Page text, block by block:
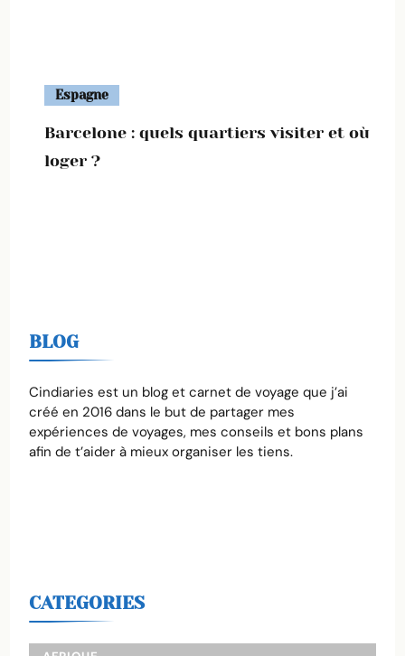
Espagne
Barcelone : quels quartiers visiter et où
loger ?
BLOG
Cindiaries est un blog et carnet de voyage que j’ai
créé en 2016 dans le but de partager mes
expériences de voyages, mes conseils et bons plans
afin de t’aider à mieux organiser les tiens.
CATEGORIES